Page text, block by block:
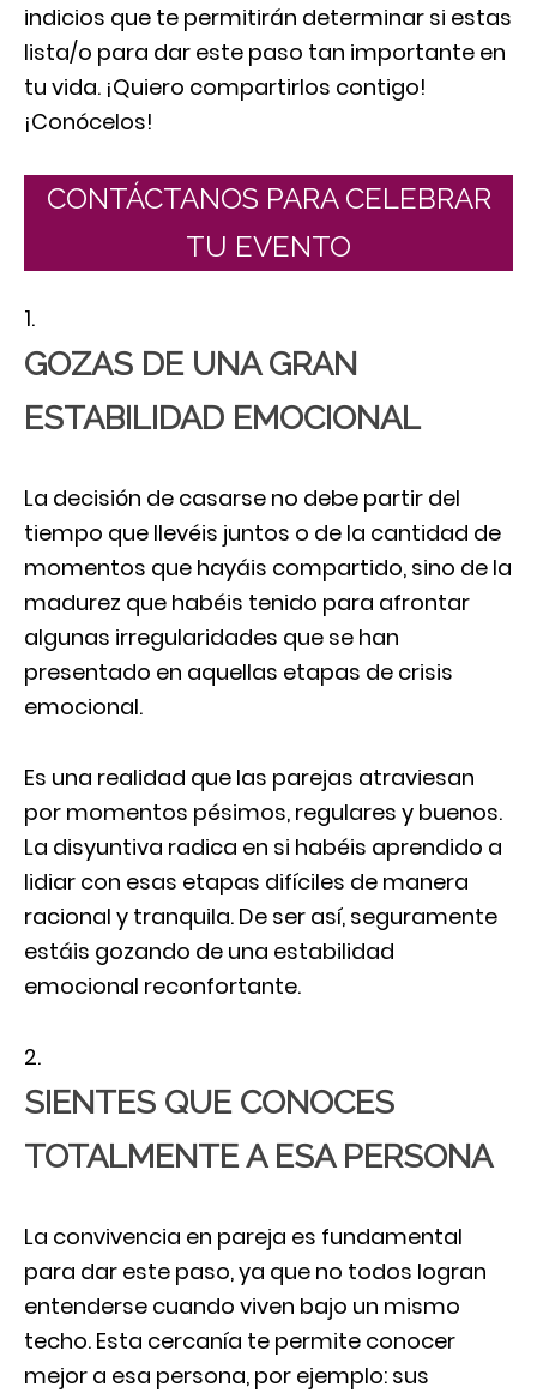
indicios que te permitirán determinar si estas
lista/o para dar este paso tan importante en
tu vida. ¡Quiero compartirlos contigo!
¡Conócelos!
CONTÁCTANOS PARA CELEBRAR
TU EVENTO
GOZAS DE UNA GRAN
ESTABILIDAD EMOCIONAL
La decisión de casarse no debe partir del
tiempo que llevéis juntos o de la cantidad de
momentos que hayáis compartido, sino de la
madurez que habéis tenido para afrontar
algunas irregularidades que se han
presentado en aquellas etapas de crisis
emocional.
Es una realidad que las parejas atraviesan
por momentos pésimos, regulares y buenos.
La disyuntiva radica en si habéis aprendido a
lidiar con esas etapas difíciles de manera
racional y tranquila. De ser así, seguramente
estáis gozando de una estabilidad
emocional reconfortante.
SIENTES QUE CONOCES
TOTALMENTE A ESA PERSONA
La convivencia en pareja es fundamental
para dar este paso, ya que no todos logran
entenderse cuando viven bajo un mismo
techo. Esta cercanía te permite conocer
mejor a esa persona, por ejemplo: sus